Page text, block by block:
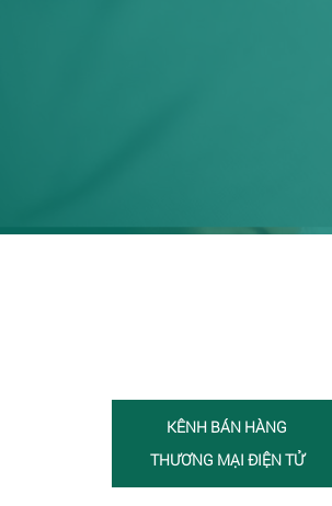
KÊNH BÁN HÀNG
THƯƠNG MẠI ĐIỆN TỬ